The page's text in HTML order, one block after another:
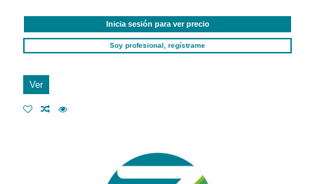
Inicia sesión para ver precio
Soy profesional, regístrame
Ver